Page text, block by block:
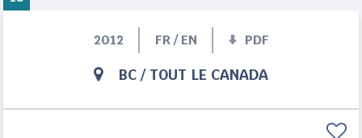
2012 FR / EN PDF
BC / TOUT LE CANADA